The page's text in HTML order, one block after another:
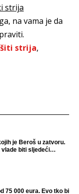
strija
na vama je da
strija,
je Beroš u zatvoru.
vlade biti sljedeći
75 000 eura. Evo tko bi